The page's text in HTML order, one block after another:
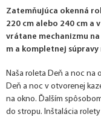
Zatemňujúca okenná
220 cm alebo 240 cm a
vrátane mechanizmu
m a kompletnej súpravy
Naša roleta Deň a noc na
Deň a noc v otvorenej
na okno. Ďalším
do stropu. Inštalácia